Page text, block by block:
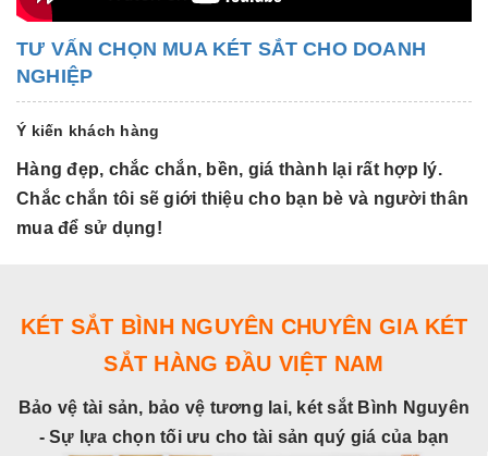
TƯ VẤN CHỌN MUA KÉT SẮT CHO DOANH
NGHIỆP
Ý kiến khách hàng
Hàng đẹp, chắc chắn, bền, giá thành lại rất hợp lý.
Chắc chắn tôi sẽ giới thiệu cho bạn bè và người thân
mua để sử dụng!
KÉT SẮT BÌNH NGUYÊN CHUYÊN GIA KÉT
SẮT HÀNG ĐẦU VIỆT NAM
Bảo vệ tài sản, bảo vệ tương lai, két sắt Bình Nguyên
- Sự lựa chọn tối ưu cho tài sản quý giá của bạn